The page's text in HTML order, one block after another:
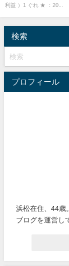
利益 ）1 ぐれ ★ ：20...
検索
プロフィール
浜松在住、44歳
ブログを運営し